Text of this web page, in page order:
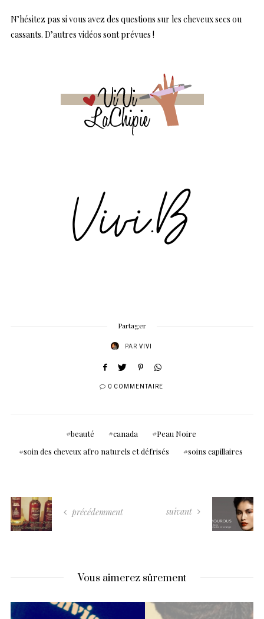
N’hésitez pas si vous avez des questions sur les cheveux secs ou
cassants. D’autres vidéos sont prévues !
Partager
PAR VIVI
0 COMMENTAIRE
beauté canada
Peau Noire
soin des cheveux afro naturels et défrisés
soins capillaires
précédemment suivant
Vous aimerez sûrement